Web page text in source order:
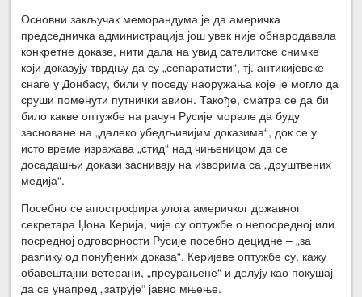
Основни закључак меморандума је да америчка
председничка администрација још увек није обнародавала
конкретне доказе, нити дала на увид сателитске снимке
који доказују тврдњу да су „сепаратисти“, тј. антикијевске
снаге у Донбасу, били у поседу наоружања које је могло да
сруши поменути путнички авион. Такође, сматра се да би
било какве оптужбе на рачун Русије морале да буду
засноване на „далеко убедљивијим доказима“, док се у
исто време изражава „стид“ над чињеницом да се
досадашњи докази заснивају на изворима са „друштвених
медија“.
Посебно се апострофира улога америчког државног
секретара Џона Керија, чије су оптужбе о непосредној или
посредној одговорности Русије посебно децидне – „за
разлику од понуђених доказа“. Керијеве оптужбе су, кажу
обавештајни ветерани, „преурањене“ и делују као покушај
да се унапред „затрује“ јавно мњење.